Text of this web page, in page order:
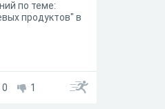
по теме:
продуктов" в
0 1